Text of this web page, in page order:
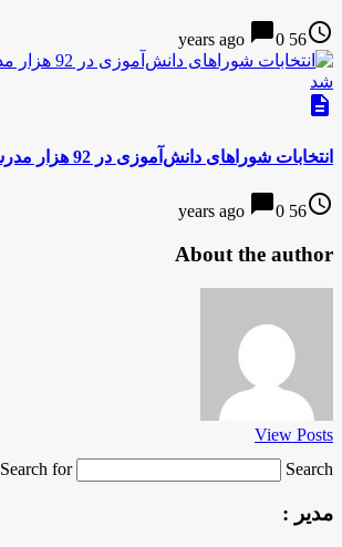
access_time
56 years ago
chat_bubble0
description
انتخابات شوراهای دانش‌آموزی در 92 هزار مدرسه برگزار خواهد شد
access_time
56 years ago
chat_bubble0
About the author
View Posts
Search for
Search …
مدیر :